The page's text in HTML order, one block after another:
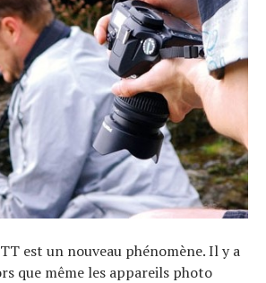
est un nouveau phénomène. Il y a
que même les appareils photo